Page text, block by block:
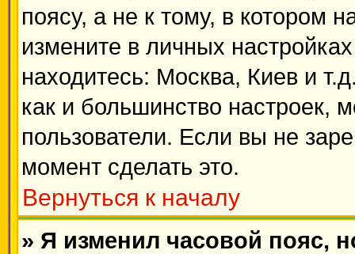
поясу, а не к тому, в котором
измените в личных
находитесь: Москва, Киев и
как и большинство настроек,
пользователи. Если вы не
момент сделать это.
Вернуться к началу
» Я изменил часовой пояс,